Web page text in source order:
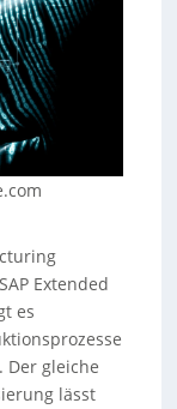
Extended
es
Der gleiche
lässt